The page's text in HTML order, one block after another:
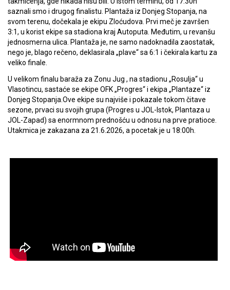
saznali smo i drugog finalistu. Plantaža iz Donjeg Stopanja, na
svom terenu, dočekala je ekipu Zloćudova. Prvi meč je završen
3:1, u korist ekipe sa stadiona kraj Autoputa. Međutim, u revanšu
jednosmerna ulica. Plantaža je, ne samo nadoknadila zaostatak,
nego je, blago rečeno, deklasirala „plave“ sa 6:1 i čekirala kartu za
veliko finale.
U velikom finalu baraža za Zonu Jug , na stadionu „Rosulja“ u
Vlasotincu, sastaće se ekipe OFK „Progres“ i ekipa „Plantaze“ iz
Donjeg Stopanja.Ove ekipe su najviše i pokazale tokom čitave
sezone, prvaci su svojih grupa (Progres u JOL-Istok, Plantaza u
JOL-Zapad) sa enormnom prednošću u odnosu na prve pratioce.
Utakmica je zakazana za 21.6.2026, a pocetak je u 18:00h.